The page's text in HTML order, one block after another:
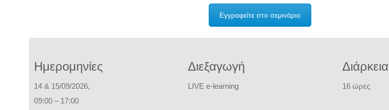
Εγγραφείτε στο σεμινάριο
Ημερομηνίες
14 & 15/09/2026,
09:00 – 17:00
Διεξαγωγή
L IVE e-learning
Διάρκεια
16 ώρες